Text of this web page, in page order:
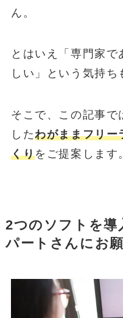
ん。
とはいえ「専門家で
しい」という気持ち
そこで、この記事で
したわがままフリー
くりをご提案します
2つのソフトを導
パートさんにお